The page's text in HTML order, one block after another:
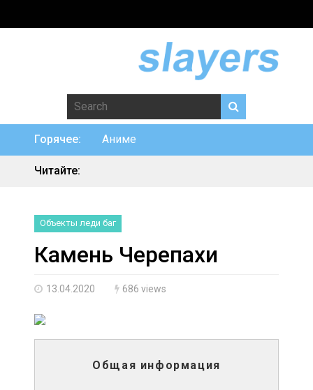
Горячее: Аниме
Читайте:
Объекты леди баг
Камень Черепахи
13.04.2020 686 views
Общая информация